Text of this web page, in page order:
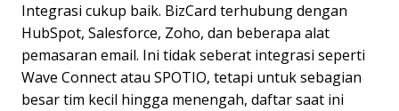
Integrasi cukup baik. BizCard terhubung dengan
HubSpot, Salesforce, Zoho, dan beberapa alat
pemasaran email. Ini tidak seberat integrasi seperti
Wave Connect atau SPOTIO, tetapi untuk sebagian
besar tim kecil hingga menengah, daftar saat ini